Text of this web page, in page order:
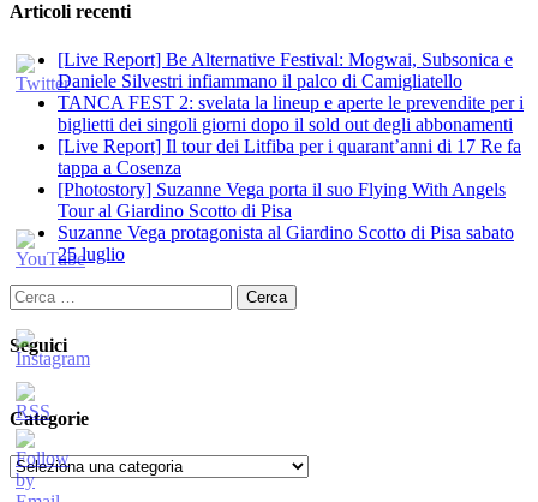
Articoli recenti
[Live Report] Be Alternative Festival: Mogwai, Subsonica e
Daniele Silvestri infiammano il palco di Camigliatello
TANCA FEST 2: svelata la lineup e aperte le prevendite per i
biglietti dei singoli giorni dopo il sold out degli abbonamenti
[Live Report] Il tour dei Litfiba per i quarant’anni di 17 Re fa
tappa a Cosenza
[Photostory] Suzanne Vega porta il suo Flying With Angels
Tour al Giardino Scotto di Pisa
Suzanne Vega protagonista al Giardino Scotto di Pisa sabato
25 luglio
Ricerca
per:
Seguici
Categorie
Categorie